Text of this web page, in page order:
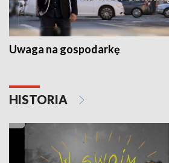
Uwaga na gospodarkę
HISTORIA